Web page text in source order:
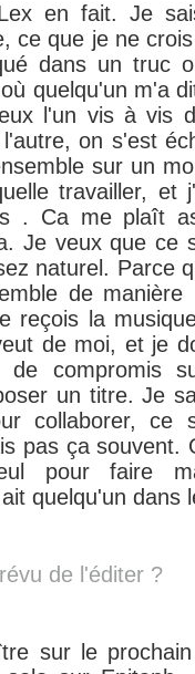
en fait. Je
ce que je ne
dans un truc
quelqu'un m'a
l'un vis à vis
on s'est
sur un
travailler, et
. Ca me plaît
Je veux que ce
naturel. Parce
de manière
reçois la
de moi, et je
de compromis
un titre. Je
collaborer, ce
pas ça souvent.
pour faire
quelqu'un dans
de l'éditer ?
sur le